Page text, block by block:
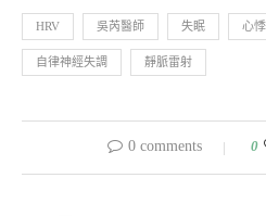
HRV 吳芮醫師 失眠 心悸
自律神經失調 靜脈雷射
0 comments 0